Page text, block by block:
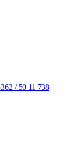
/ 50 11 738